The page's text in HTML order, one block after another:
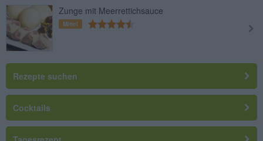
Zunge mit Meerrettichsauce
Mittel
Rezepte suchen
Cocktails